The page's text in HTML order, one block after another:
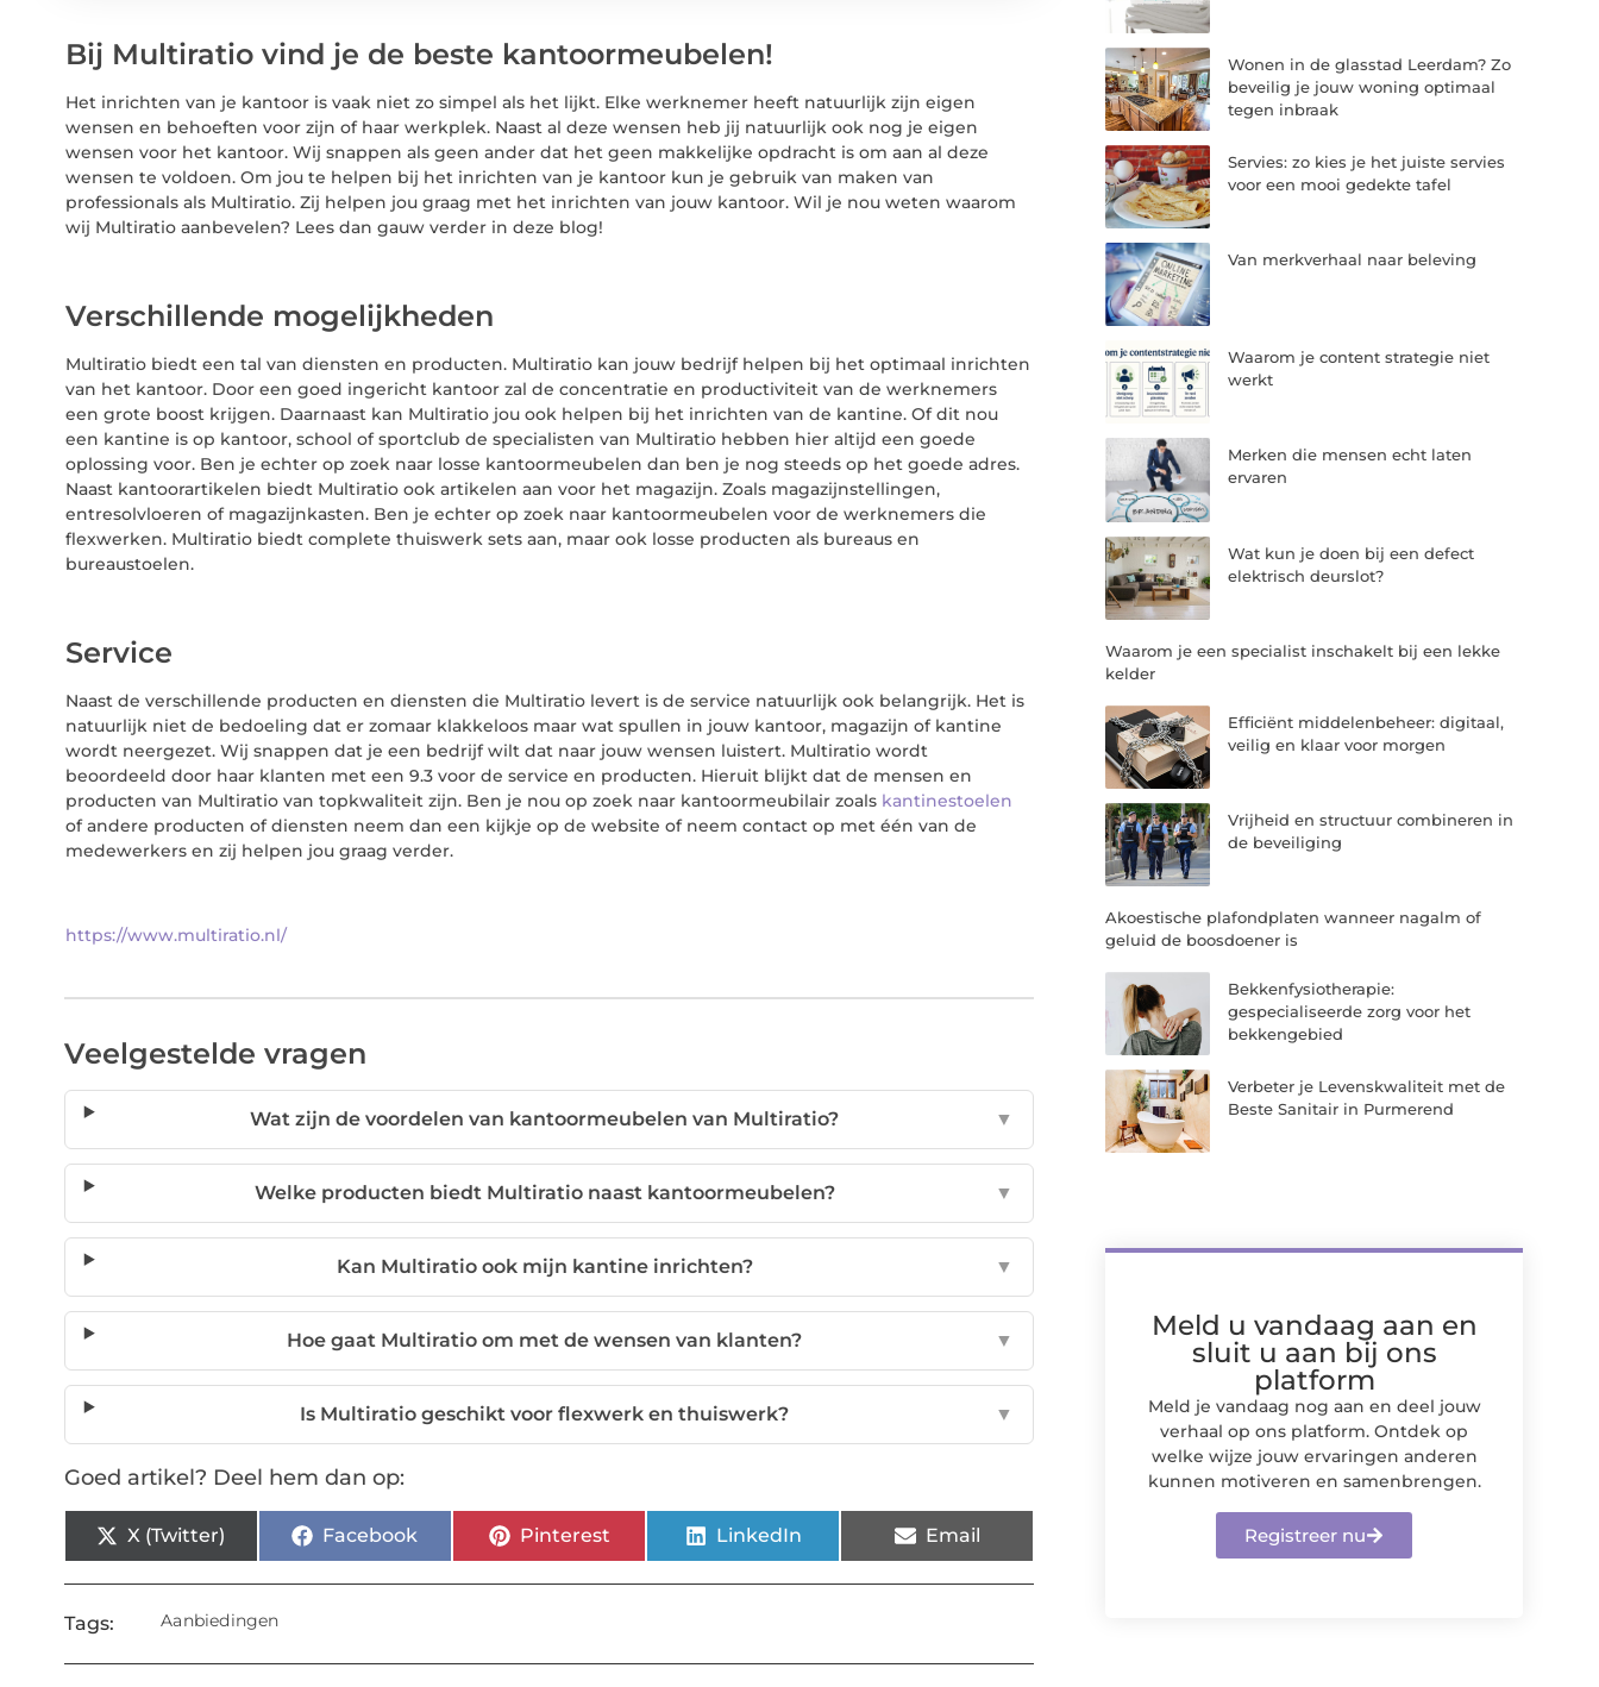
Bij Multiratio vind je de beste kantoormeubelen!
Het inrichten van je kantoor is vaak niet zo simpel als het lijkt. Elke werknemer heeft natuurlijk zijn eigen
wensen en behoeften voor zijn of haar werkplek. Naast al deze wensen heb jij natuurlijk ook nog je eigen
wensen voor het kantoor. Wij snappen als geen ander dat het geen makkelijke opdracht is om aan al deze
wensen te voldoen. Om jou te helpen bij het inrichten van je kantoor kun je gebruik van maken van
professionals als Multiratio. Zij helpen jou graag met het inrichten van jouw kantoor. Wil je nou weten waarom
wij Multiratio aanbevelen? Lees dan gauw verder in deze blog!
Verschillende mogelijkheden
Multiratio biedt een tal van diensten en producten. Multiratio kan jouw bedrijf helpen bij het optimaal inrichten
van het kantoor. Door een goed ingericht kantoor zal de concentratie en productiviteit van de werknemers
een grote boost krijgen. Daarnaast kan Multiratio jou ook helpen bij het inrichten van de kantine. Of dit nou
een kantine is op kantoor, school of sportclub de specialisten van Multiratio hebben hier altijd een goede
oplossing voor. Ben je echter op zoek naar losse kantoormeubelen dan ben je nog steeds op het goede adres.
Naast kantoorartikelen biedt Multiratio ook artikelen aan voor het magazijn. Zoals magazijnstellingen,
entresolvloeren of magazijnkasten. Ben je echter op zoek naar kantoormeubelen voor de werknemers die
flexwerken. Multiratio biedt complete thuiswerk sets aan, maar ook losse producten als bureaus en
bureaustoelen.
Service
Naast de verschillende producten en diensten die Multiratio levert is de service natuurlijk ook belangrijk. Het is
natuurlijk niet de bedoeling dat er zomaar klakkeloos maar wat spullen in jouw kantoor, magazijn of kantine
wordt neergezet. Wij snappen dat je een bedrijf wilt dat naar jouw wensen luistert. Multiratio wordt
beoordeeld door haar klanten met een 9.3 voor de service en producten. Hieruit blijkt dat de mensen en
producten van Multiratio van topkwaliteit zijn. Ben je nou op zoek naar kantoormeubilair zoals kantinestoelen
of andere producten of diensten neem dan een kijkje op de website of neem contact op met één van de
medewerkers en zij helpen jou graag verder.
https://www.multiratio.nl/
Veelgestelde vragen
Wat zijn de voordelen van kantoormeubelen van Multiratio? ▼
Welke producten biedt Multiratio naast kantoormeubelen? ▼
Kan Multiratio ook mijn kantine inrichten? ▼
Hoe gaat Multiratio om met de wensen van klanten? ▼
Is Multiratio geschikt voor flexwerk en thuiswerk? ▼
Goed artikel? Deel hem dan op:
X (Twitter) Facebook Pinterest LinkedIn Email
Tags: Aanbiedingen
Wonen in de glasstad Leerdam? Zo
beveilig je jouw woning optimaal
tegen inbraak
Servies: zo kies je het juiste servies
voor een mooi gedekte tafel
Van merkverhaal naar beleving
Waarom je content strategie niet
werkt
Merken die mensen echt laten
ervaren
Wat kun je doen bij een defect
elektrisch deurslot?
Waarom je een specialist inschakelt bij een lekke
kelder
Efficiënt middelenbeheer: digitaal,
veilig en klaar voor morgen
Vrijheid en structuur combineren in
de beveiliging
Akoestische plafondplaten wanneer nagalm of
geluid de boosdoener is
Bekkenfysiotherapie:
gespecialiseerde zorg voor het
bekkengebied
Verbeter je Levenskwaliteit met de
Beste Sanitair in Purmerend
Meld u vandaag aan en
sluit u aan bij ons
platform
Meld je vandaag nog aan en deel jouw
verhaal op ons platform. Ontdek op
welke wijze jouw ervaringen anderen
kunnen motiveren en samenbrengen.
Registreer nu